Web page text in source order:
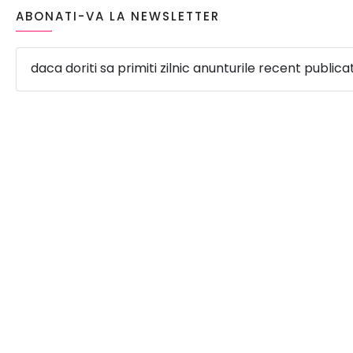
ABONATI-VA LA NEWSLETTER
daca doriti sa primiti zilnic anunturile recent